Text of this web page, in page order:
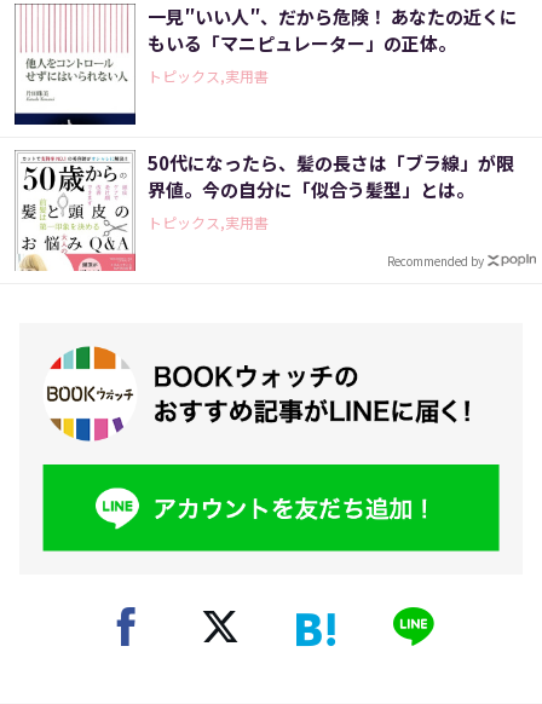
一見″いい人″、だから危険！ あなたの近くに
もいる「マニピュレーター」の正体。
トピックス,実用書
50代になったら、髪の長さは「ブラ線」が限
界値。今の自分に「似合う髪型」とは。
トピックス,実用書
Recommended by